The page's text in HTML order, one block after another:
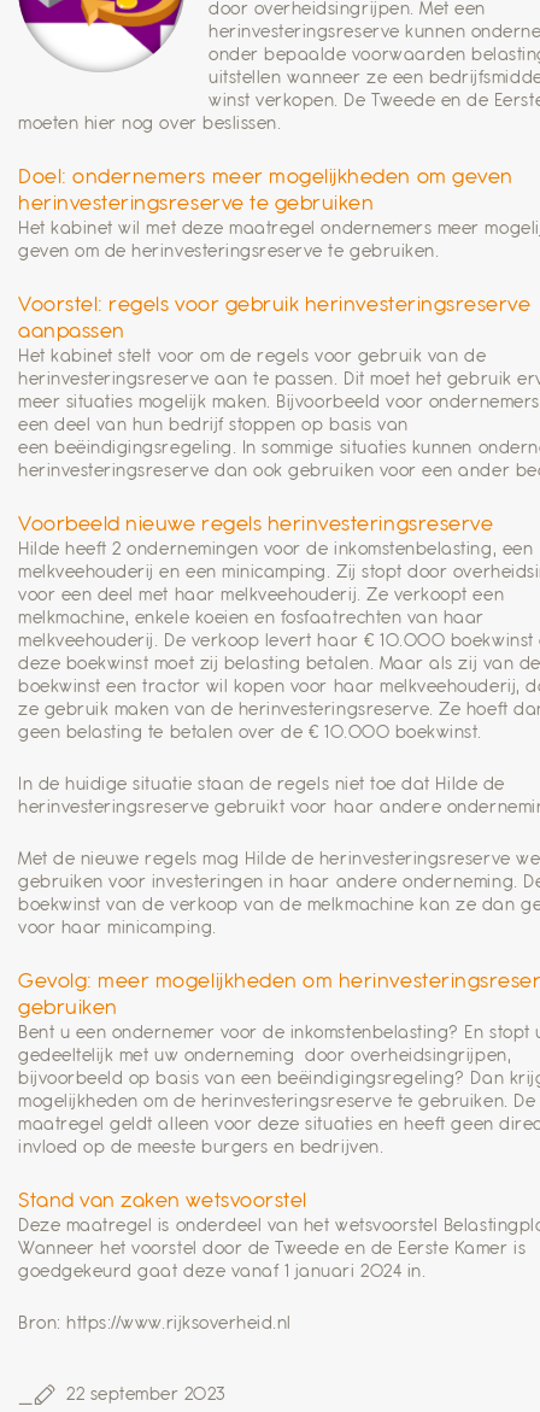
door overheidsingrijpen. Met een
herinvesteringsreserve kunnen
onder bepaalde voorwaarden
uitstellen wanneer ze een
winst verkopen. De Tweede en de
moeten hier nog over beslissen.
Doel: ondernemers meer mogelijkheden om geven
herinvesteringsreserve te gebruiken
Het kabinet wil met deze maatregel ondernemers meer
geven om de herinvesteringsreserve te gebruiken.
Voorstel: regels voor gebruik herinvesteringsreserve
aanpassen
Het kabinet stelt voor om de regels voor gebruik van de
herinvesteringsreserve aan te passen. Dit moet het gebruik
meer situaties mogelijk maken. Bijvoorbeeld voor
een deel van hun bedrijf stoppen op basis van
een beëindigingsregeling. In sommige situaties kunnen
herinvesteringsreserve dan ook gebruiken voor een ander
Voorbeeld nieuwe regels herinvesteringsreserve
Hilde heeft 2 ondernemingen voor de inkomstenbelasting, een
melkveehouderij en een minicamping. Zij stopt door
voor een deel met haar melkveehouderij. Ze verkoopt een
melkmachine, enkele koeien en fosfaatrechten van haar
melkveehouderij. De verkoop levert haar € 10.000 boekwinst
deze boekwinst moet zij belasting betalen. Maar als zij van de
boekwinst een tractor wil kopen voor haar melkveehouderij,
ze gebruik maken van de herinvesteringsreserve. Ze hoeft
geen belasting te betalen over de € 10.000 boekwinst.
In de huidige situatie staan de regels niet toe dat Hilde de
herinvesteringsreserve gebruikt voor haar andere
Met de nieuwe regels mag Hilde de herinvesteringsreserve
gebruiken voor investeringen in haar andere onderneming.
boekwinst van de verkoop van de melkmachine kan ze dan
voor haar minicamping.
Gevolg: meer mogelijkheden om
gebruiken
Bent u een ondernemer voor de inkomstenbelasting? En stopt
gedeeltelijk met uw onderneming door overheidsingrijpen,
bijvoorbeeld op basis van een beëindigingsregeling? Dan
mogelijkheden om de herinvesteringsreserve te gebruiken. De
maatregel geldt alleen voor deze situaties en heeft geen
invloed op de meeste burgers en bedrijven.
Stand van zaken wetsvoorstel
Deze maatregel is onderdeel van het wetsvoorstel
Wanneer het voorstel door de Tweede en de Eerste Kamer is
goedgekeurd gaat deze vanaf 1 januari 2024 in.
Bron: https://www.rijksoverheid.nl
22 september 2023